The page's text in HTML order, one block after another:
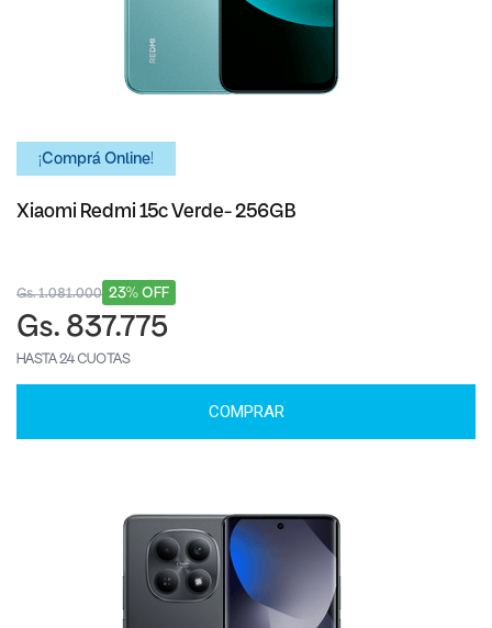
¡Comprá Online!
Xiaomi Redmi 15c Verde- 256GB
23% OFF
Gs. 1.081.000
Gs. 837.775
HASTA 24 CUOTAS
COMPRAR